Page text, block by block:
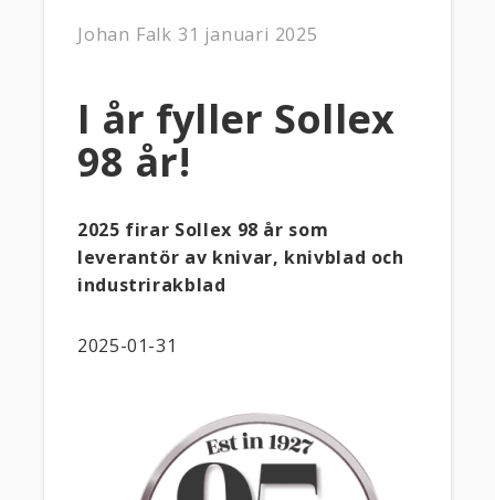
Johan Falk 31 januari 2025
​​​​​​​​I år fyller Sollex
98 år!
2025 firar Sollex 98 år som
leverantör av knivar, knivblad och
industrirakblad
2025-01-31